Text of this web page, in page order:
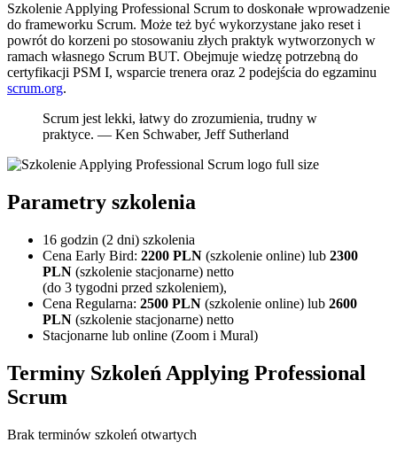
Szkolenie Applying Professional Scrum to doskonałe wprowadzenie
do frameworku Scrum. Może też być wykorzystane jako reset i
powrót do korzeni po stosowaniu złych praktyk wytworzonych w
ramach własnego Scrum BUT. Obejmuje wiedzę potrzebną do
certyfikacji PSM I, wsparcie trenera oraz 2 podejścia do egzaminu
scrum.org.
Scrum jest lekki, łatwy do zrozumienia, trudny w
praktyce. — Ken Schwaber, Jeff Sutherland
Parametry szkolenia
16 godzin (2 dni) szkolenia
Cena Early Bird: 2200 PLN (szkolenie online) lub 2300
PLN (szkolenie stacjonarne) netto
(do 3 tygodni przed szkoleniem),
Cena Regularna: 2500 PLN (szkolenie online) lub 2600
PLN (szkolenie stacjonarne) netto
Stacjonarne lub online (Zoom i Mural)
Terminy Szkoleń Applying Professional
Scrum
Brak terminów szkoleń otwartych